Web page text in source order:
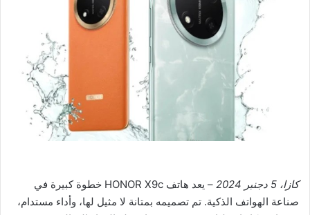
كازا، 5 دجنبر 2024
– يعد هاتف HONOR X9c خطوة كبيرة في
صناعة الهواتف الذكية. تم تصميمه بمتانة لا مثيل لها، وأداء مستدام،